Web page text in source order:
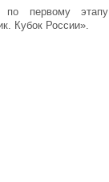
по первому этапу
Кубок России».